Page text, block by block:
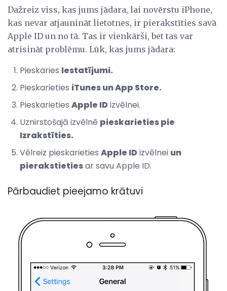
Dažreiz viss, kas jums jādara, lai novērstu iPhone,
kas nevar atjaunināt lietotnes, ir pierakstīties savā
Apple ID un no tā. Tas ir vienkārši, bet tas var
atrisināt problēmu. Lūk, kas jums jādara:
Pieskaries Iestatījumi.
Pieskarieties iTunes un App Store.
Pieskarieties Apple IDizvēlnei.
Uznirstošajā izvēlnē pieskarieties pie
Izrakstīties.
Vēlreiz pieskarieties Apple IDizvēlnei un
pierakstietiesar savu Apple ID.
Pārbaudiet pieejamo krātuvi